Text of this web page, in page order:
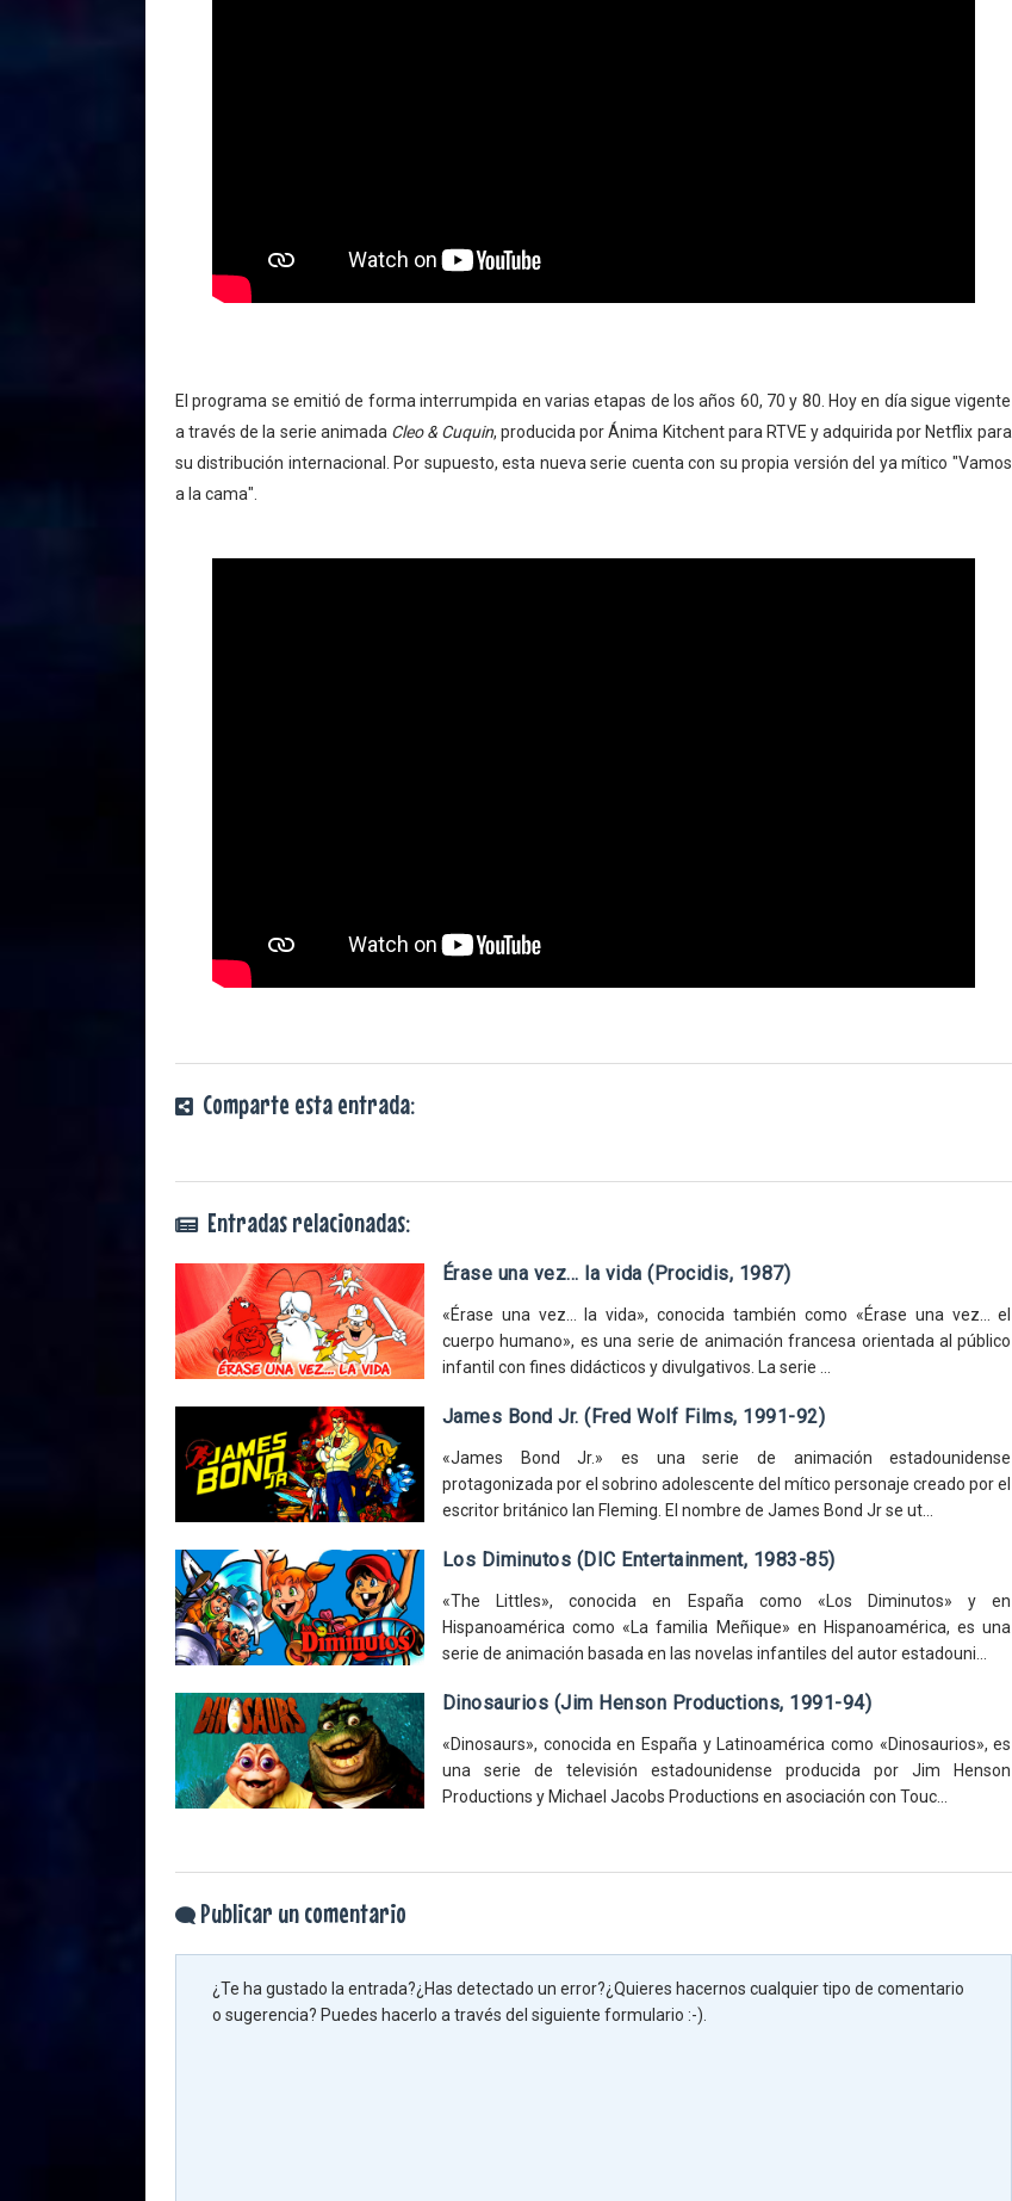
El programa se emitió de forma interrumpida en varias etapas de los años 60, 70 y 80. Hoy en día sigue vigente
a través de la serie animada Cleo & Cuquin, producida por Ánima Kitchent para RTVE y adquirida por Netflix para
su distribución internacional. Por supuesto, esta nueva serie cuenta con su propia versión del ya mítico "Vamos
a la cama".
Comparte esta entrada:
Entradas relacionadas:
Érase una vez... la vida (Procidis, 1987)
«Érase una vez... la vida», conocida también como «Érase una vez... el
cuerpo humano», es una serie de animación francesa orientada al público
infantil con fines didácticos y divulgativos. La serie ...
James Bond Jr. (Fred Wolf Films, 1991-92)
«James Bond Jr.» es una serie de animación estadounidense
protagonizada por el sobrino adolescente del mítico personaje creado por el
escritor británico Ian Fleming. El nombre de James Bond Jr se ut...
Los Diminutos (DIC Entertainment, 1983-85)
«The Littles», conocida en España como «Los Diminutos» y en
Hispanoamérica como «La familia Meñique» en Hispanoamérica, es una
serie de animación basada en las novelas infantiles del autor estadouni...
Dinosaurios (Jim Henson Productions, 1991-94)
«Dinosaurs», conocida en España y Latinoamérica como «Dinosaurios», es
una serie de televisión estadounidense producida por Jim Henson
Productions y Michael Jacobs Productions en asociación con Touc...
Publicar un comentario
¿Te ha gustado la entrada?¿Has detectado un error?¿Quieres hacernos cualquier tipo de comentario
o sugerencia? Puedes hacerlo a través del siguiente formulario :-).